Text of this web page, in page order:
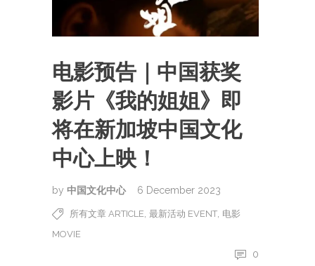
电影预告｜中国获奖
影片《我的姐姐》即
将在新加坡中国文化
中心上映！
by 中国文化中心 6 December 2023
所有文章 ARTICLE 最新活动 EVENT 电影
MOVIE
0